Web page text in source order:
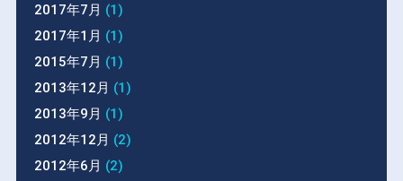
2017年7月 (1)
2017年1月 (1)
2015年7月 (1)
2013年12月 (1)
2013年9月 (1)
2012年12月 (2)
2012年6月 (2)